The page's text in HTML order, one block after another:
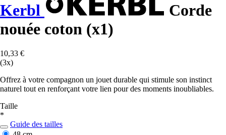
Kerbl
Corde
nouée coton (x1)
10,33 €
(3x)
Offrez à votre compagnon un jouet durable qui stimule son instinct
naturel tout en renforçant votre lien pour des moments inoubliables.
Taille
*
Guide des tailles